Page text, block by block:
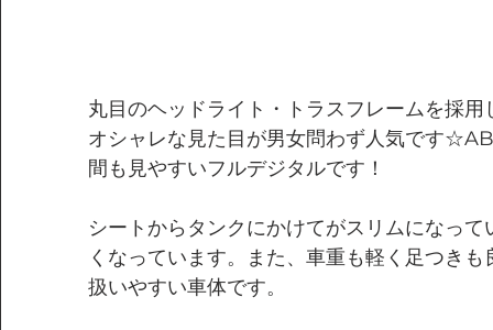
丸目のヘッドライト・トラスフレームを採
オシャレな見た目が男女問わず人気です
間も見やすいフルデジタルです！
シートからタンクにかけてがスリムになっ
くなっています。また、車重も軽く足つき
扱いやすい車体です。